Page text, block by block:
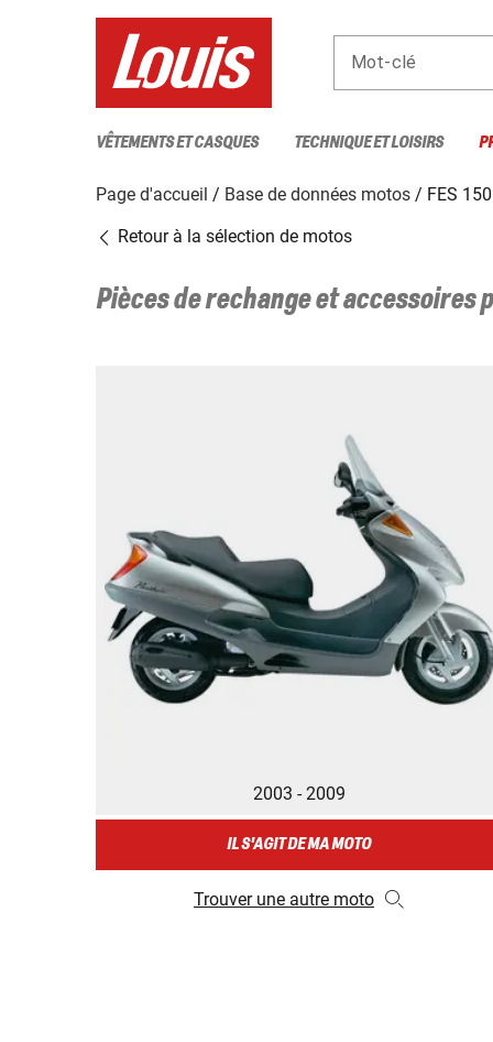
Mot-clé
VÊTEMENTS ET CASQUES TECHNIQUE ET LOISIRS
Page d'accueil Base de données motos
FES
Retour à la sélection de motos
Pièces de rechange et accessoires
2003 - 2009
IL S'AGIT DE MA MOTO
Trouver une autre moto